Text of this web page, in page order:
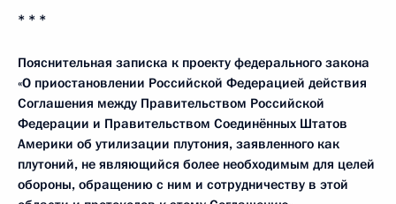
* * *
Пояснительная записка к проекту федерального закона
«О приостановлении Российской Федерацией действия
Соглашения между Правительством Российской
Федерации и Правительством Соединённых Штатов
Америки об утилизации плутония, заявленного как
плутоний, не являющийся более необходимым для целей
обороны, обращению с ним и сотрудничеству в этой